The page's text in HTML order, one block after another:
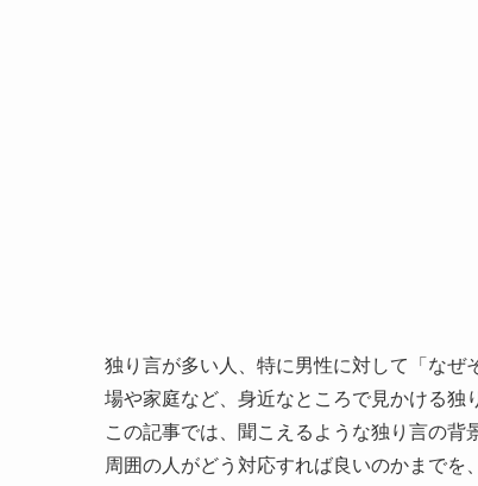
独り言が多い人、特に男性に対して「なぜ
場や家庭など、身近なところで見かける独
この記事では、聞こえるような独り言の
周囲の人がどう対応すれば良いのかまで